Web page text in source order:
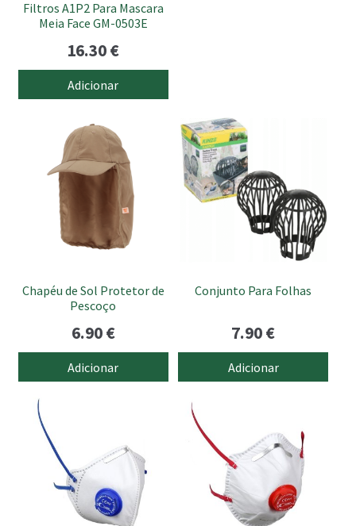
Filtros A1P2 Para Mascara
Meia Face GM-0503E
16.30€
Adicionar
Chapéu de Sol Protetor de
Pescoço
6.90€
Adicionar
Conjunto Para Folhas
7.90€
Adicionar